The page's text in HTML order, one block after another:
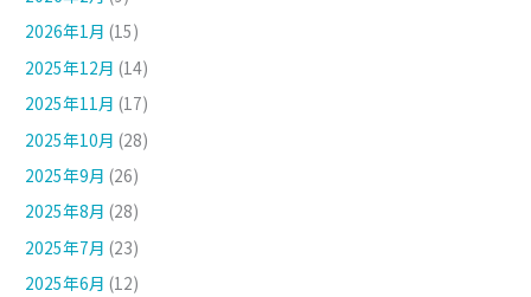
2026年1月 (15)
2025年12月 (14)
2025年11月 (17)
2025年10月 (28)
2025年9月 (26)
2025年8月 (28)
2025年7月 (23)
2025年6月 (12)